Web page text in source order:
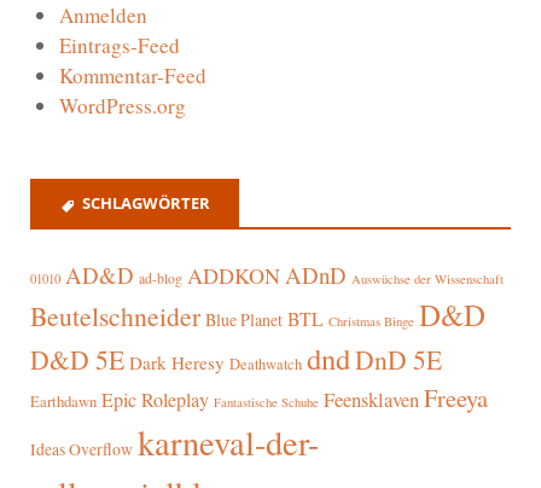
Anmelden
Eintrags-Feed
Kommentar-Feed
WordPress.org
SCHLAGWÖRTER
01010 AD&D ad-blog ADDKON ADnD Auswüchse der Wissenschaft
Beutelschneider Blue Planet BTL Christmas Binge D&D
D&D 5E Dark Heresy Deathwatch dndDnD 5E
Earthdawn Epic Roleplay Fantastische Schuhe FeensklavenFreeya
Ideas Overflow karneval-der-